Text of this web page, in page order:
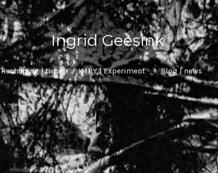
Ingrid Geesink
Reshaping | time IMBY | Experiment Blog | news